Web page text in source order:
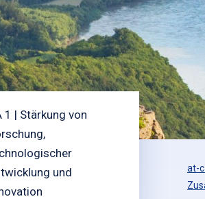
1 | Stärkung von
und
at-